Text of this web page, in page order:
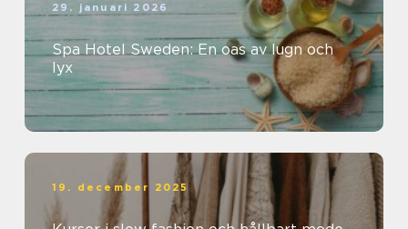
29. januari 2026
Spa Hotel Sweden: En oas av lugn och
lyx
19. december 2025